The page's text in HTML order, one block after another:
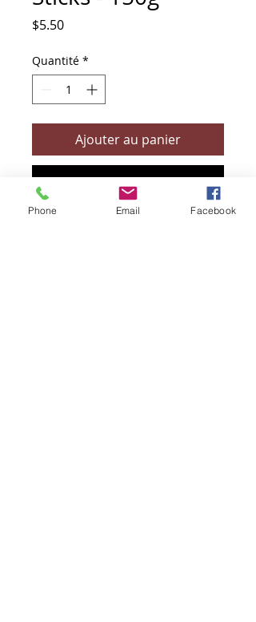
$5.50Prix
Quantité *
Ajouter au panier
Commander et payer
Phone Email Facebook